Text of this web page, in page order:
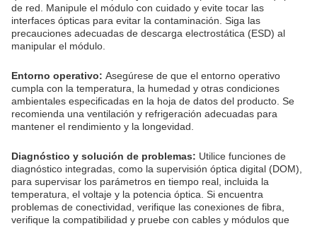
de red. Manipule el módulo con cuidado y evite tocar las
interfaces ópticas para evitar la contaminación. Siga las
precauciones adecuadas de descarga electrostática (ESD) al
manipular el módulo.
Entorno operativo: Asegúrese de que el entorno operativo
cumpla con la temperatura, la humedad y otras condiciones
ambientales especificadas en la hoja de datos del producto. Se
recomienda una ventilación y refrigeración adecuadas para
mantener el rendimiento y la longevidad.
Diagnóstico y solución de problemas: Utilice funciones de
diagnóstico integradas, como la supervisión óptica digital (DOM),
para supervisar los parámetros en tiempo real, incluida la
temperatura, el voltaje y la potencia óptica. Si encuentra
problemas de conectividad, verifique las conexiones de fibra,
verifique la compatibilidad y pruebe con cables y módulos que